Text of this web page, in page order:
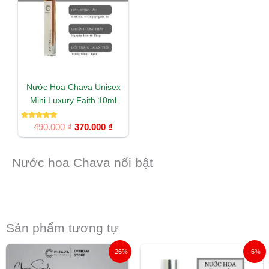
Nước Hoa Chava Unisex
Mini Luxury Faith 10ml
Được xếp
hạng
5.00
490.000₫ 370.000 ₫
Nước hoa Chava nổi bật
Sản phẩm tương tự
-26%
Giá
gốc
Giá
-6%
gốc
hiện